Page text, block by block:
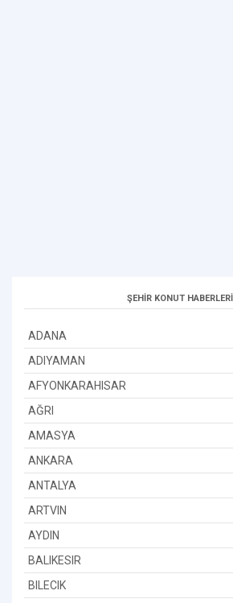
ŞEHİR KONUT HABERLERİ
ADANA
ADIYAMAN
AFYONKARAHISAR
AĞRI
AMASYA
ANKARA
ANTALYA
ARTVIN
AYDIN
BALIKESIR
BILECIK